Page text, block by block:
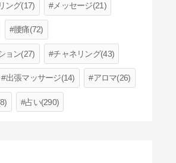
ング(17) メッセージ(21)
腰痛(72)
ョン(27) チャネリング(43)
出張マッサージ(14) アロマ(26)
占い(290)